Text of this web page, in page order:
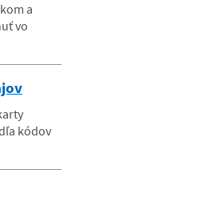
a
vo
kódov